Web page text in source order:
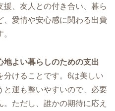
、友人との付き合い、暮ら
、愛情や安心感に関わる出費
地よい暮らしのための支出
分けることです。6は美しい
と運も整いやすいので、必要
ただし、誰かの期待に応え